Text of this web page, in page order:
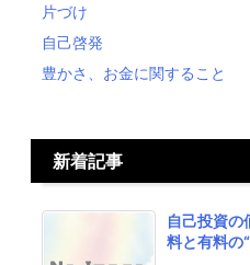
片づけ
自己啓発
豊かさ、お金に関すること
新着記事
自己投資の
料と有料の